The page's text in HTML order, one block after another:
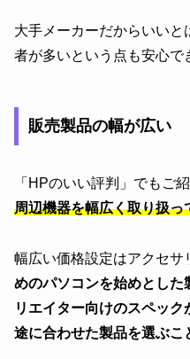
大手メーカーだからいいと
者が多いという点も安心で
販売製品の幅が広い
「HPのいい評判」でもご
周辺機器を幅広く取り扱っ
幅広い価格設定はアクセサ
めのパソコンを始めとした
リエイター向けのスペッ
途に合わせた製品を選ぶこ